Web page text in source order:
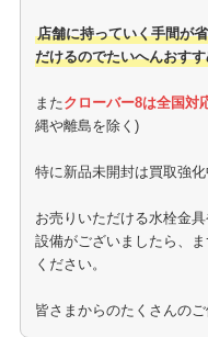
店舗に持っていく手間が
だけるのでたいへんおす
またクローバー8は全国対
縄や離島を除く)
特に新品未開封は買取強化
お売りいただける水栓金
設備がございましたら、
ください。
皆さまからのたくさんの